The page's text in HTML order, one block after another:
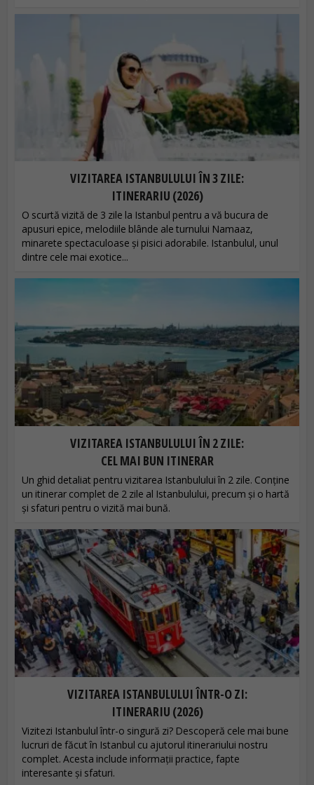
VIZITAREA ISTANBULULUI ÎN 3 ZILE:
ITINERARIU (2026)
O scurtă vizită de 3 zile la Istanbul pentru a vă bucura de
apusuri epice, melodiile blânde ale turnului Namaaz,
minarete spectaculoase și pisici adorabile. Istanbulul, unul
dintre cele mai exotice...
VIZITAREA ISTANBULULUI ÎN 2 ZILE:
CEL MAI BUN ITINERAR
Un ghid detaliat pentru vizitarea Istanbulului în 2 zile. Conține
un itinerar complet de 2 zile al Istanbulului, precum și o hartă
și sfaturi pentru o vizită mai bună.
VIZITAREA ISTANBULULUI ÎNTR-O ZI:
ITINERARIU (2026)
Vizitezi Istanbulul într-o singură zi? Descoperă cele mai bune
lucruri de făcut în Istanbul cu ajutorul itinerariului nostru
complet. Acesta include informații practice, fapte
interesante și sfaturi.